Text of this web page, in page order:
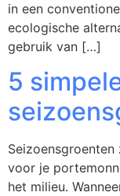
in een
ecologische
gebruik van […]
5
voor je
het milieu.